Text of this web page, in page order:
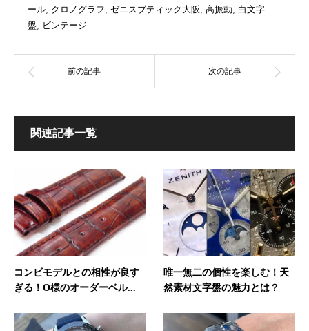
ール, クロノグラフ, ゼニスブティック大阪, 高振動, 白文字
盤, ビンテージ
関連記事一覧
コンビモデルとの相性が良す
ぎる！O様のオーダーベル...
唯一無二の個性を楽しむ！天
然素材文字盤の魅力とは？